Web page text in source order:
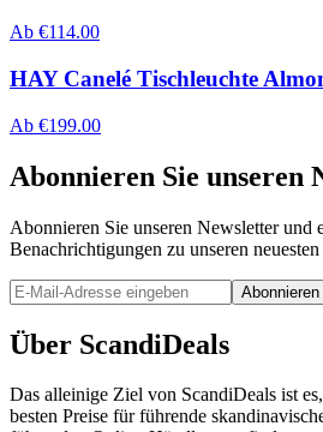
Ab €114.00
HAY Canelé Tischleuchte
Ab €199.00
Abonnieren Sie unseren
Abonnieren Sie unseren Newsletter und
Benachrichtigungen zu unseren
Abonnieren
Über ScandiDeals
Das alleinige Ziel von ScandiDeals ist
besten Preise für führende